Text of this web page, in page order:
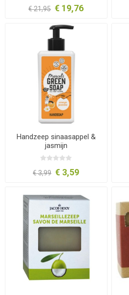
€ 21,95 € 19,76
Handzeep sinaasappel &
jasmijn
€ 3,99 € 3,59